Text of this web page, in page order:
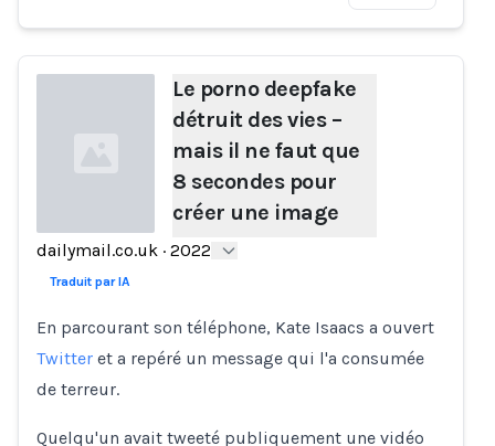
Loading...
Le porno deepfake
détruit des vies –
mais il ne faut que
8 secondes pour
créer une image
dailymail.co.uk · 2022
Traduit par IA
En parcourant son téléphone, Kate Isaacs a ouvert
Twitter et a repéré un message qui l'a consumée
de terreur.
Quelqu'un avait tweeté publiquement une vidéo